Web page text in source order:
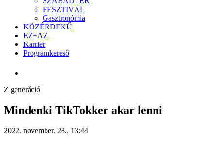
FESZTIVÁL
Gasztronómia
KÖZÉRDEKŰ
EZ+AZ
Karrier
Programkereső
Z generáció
Mindenki TikTokker akar lenni
2022. november. 28., 13:44